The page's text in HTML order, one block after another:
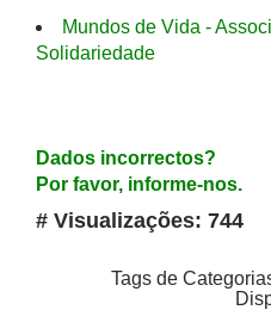
Mundos de Vida -
Solidariedade
Dados incorrectos?
Por favor, informe-nos.
# Visualizações: 744
Tags de